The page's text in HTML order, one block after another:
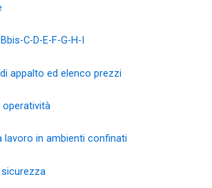
C-D-E-F-G-H-I
appalto ed elenco prezzi
operatività
lavoro in ambienti confinati